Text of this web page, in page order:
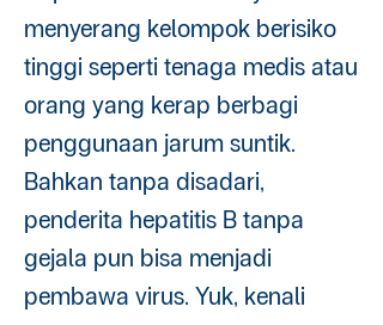
menyerang kelompok berisiko
tinggi seperti tenaga medis atau
orang yang kerap berbagi
penggunaan jarum suntik.
Bahkan tanpa disadari,
penderita hepatitis B tanpa
gejala pun bisa menjadi
pembawa virus. Yuk, kenali